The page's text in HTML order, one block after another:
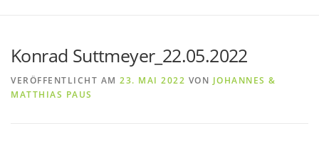
BEITRETEN IMPRESSUM
Konrad Suttmeyer_22.05.2022
VERÖFFENTLICHT AM 23. MAI 2022 VON JOHANNES &
MATTHIAS PAUS